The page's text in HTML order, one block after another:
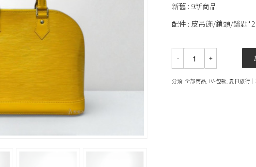
新舊 : 9新商品
配件 : 皮吊飾/鎖頭/鑰匙*2
分類:全部商品 LV-包款 夏日旅行